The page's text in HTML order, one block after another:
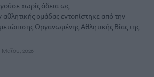
χωρίς άδεια ως
ομάδας εντοπίστηκε από την
Οργανωμένης Αθλητικής Βίας της
Μαΐου, 2026